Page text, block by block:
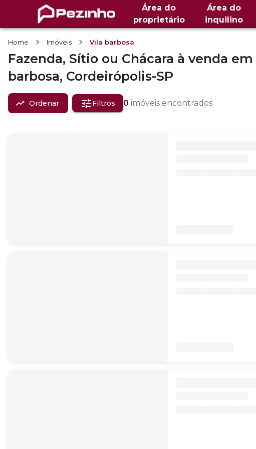
Área do
proprietário
Área do
inquilino
Home Imóveis Vila barbosa
Fazenda, Sítio ou Chácara à venda em
barbosa, Cordeirópolis-SP
Ordenar Filtros 0 imóveis encontrados